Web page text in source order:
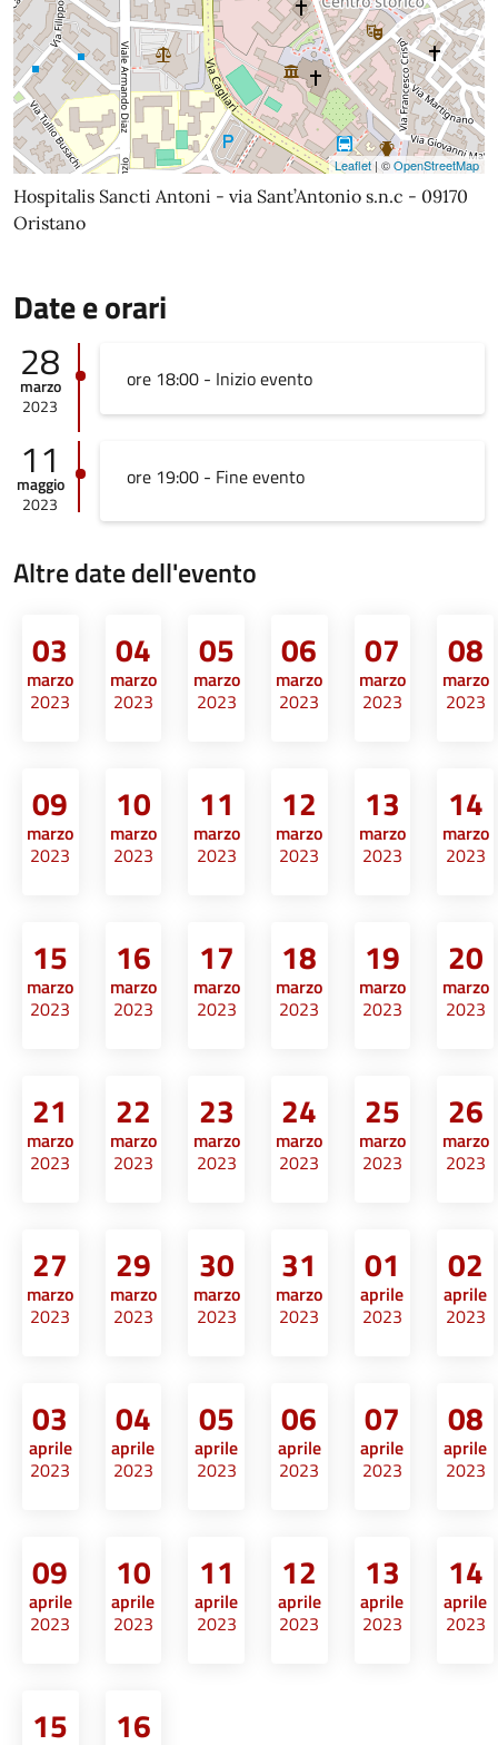
Leaflet | ©OpenStreetMap
Hospitalis Sancti Antoni - via Sant’Antonio s.n.c - 09170
Oristano
Date e orari
28
marzo
2023
ore 18:00 - Inizio evento
11
maggio
2023
ore 19:00 - Fine evento
Altre date dell'evento
03
marzo
2023
04
marzo
2023
05
marzo
2023
06
marzo
2023
07
marzo
2023
08
marzo
2023
09
marzo
2023
10
marzo
2023
11
marzo
2023
12
marzo
2023
13
marzo
2023
14
marzo
2023
15
marzo
2023
16
marzo
2023
17
marzo
2023
18
marzo
2023
19
marzo
2023
20
marzo
2023
21
marzo
2023
22
marzo
2023
23
marzo
2023
24
marzo
2023
25
marzo
2023
26
marzo
2023
27
marzo
2023
29
marzo
2023
30
marzo
2023
31
marzo
2023
01
aprile
2023
02
aprile
2023
03
aprile
2023
04
aprile
2023
05
aprile
2023
06
aprile
2023
07
aprile
2023
08
aprile
2023
09
aprile
2023
10
aprile
2023
11
aprile
2023
12
aprile
2023
13
aprile
2023
14
aprile
2023
15 16